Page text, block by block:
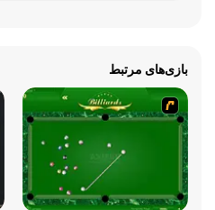
بازی‌های مرتبط